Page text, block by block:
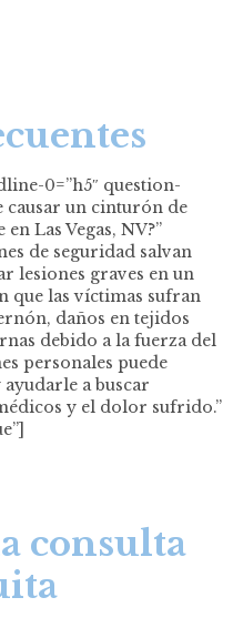
0=”h5″ question-
causar un cinturón de
Las Vegas, NV?”
de seguridad salvan
lesiones graves en un
que las víctimas sufran
daños en tejidos
debido a la fuerza del
personales puede
a buscar
y el dolor sufrido.”
consulta